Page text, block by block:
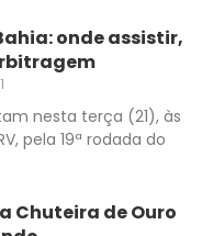
onde assistir,
nesta terça (21), às
pela 19ª rodada do
Chuteira de Ouro